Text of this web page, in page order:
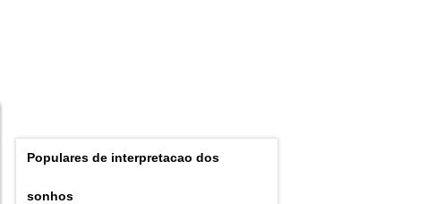
Populares de interpretacao dos
sonhos